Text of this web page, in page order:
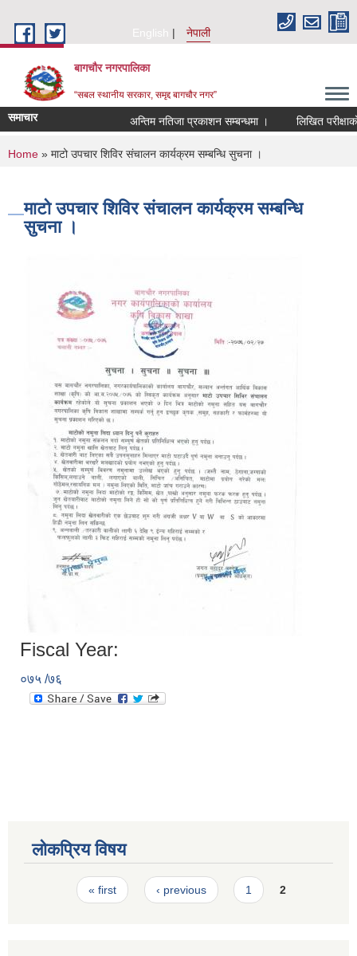
English
नेपाली
बागचौर नगरपालिका
“सबल स्थानीय सरकार, समृद्द बागचौर नगर”
समाचार अन्तिम नतिजा प्रकाशन सम्बन्धमा । लिखित
You are here
Home » माटो उपचार शिविर संचालन कार्यक्रम सम्बन्धि सुचना ।
माटो उपचार शिविर संचालन कार्यक्रम सम्बन्धि
सुचना ।
Fiscal Year:
०७५ /७६
लोकप्रिय विषय
Pages« first ‹ previous 1 2